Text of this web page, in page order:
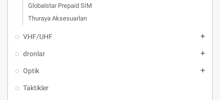
Globalstar Prepaid SIM
Thuraya Aksesuarları
VHF/UHF add
dronlar add
Optik add
Taktikler